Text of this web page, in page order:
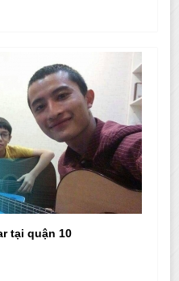
tại quận 10